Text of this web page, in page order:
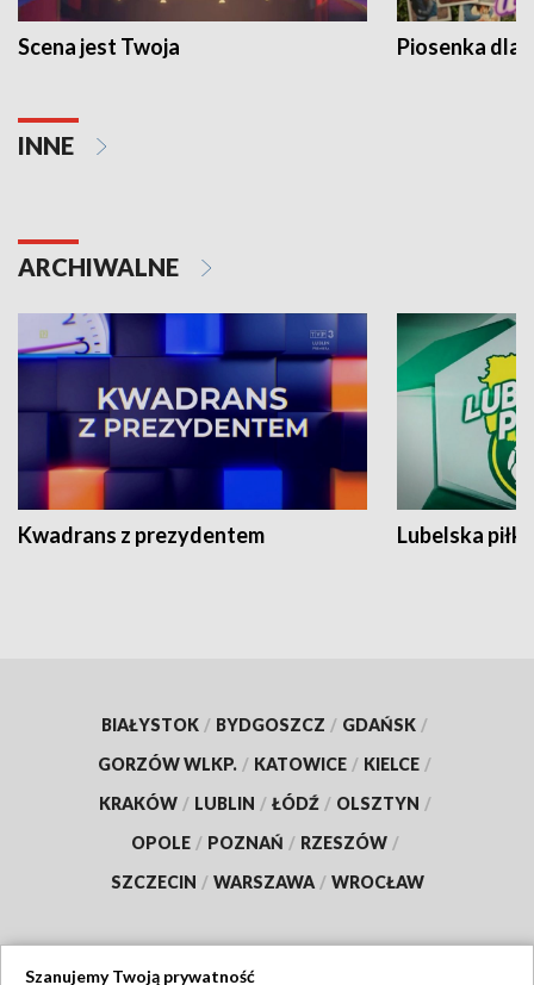
Scena jest Twoja Piosenka dla
INNE
ARCHIWALNE
Kwadrans z prezydentem Lubelska piłka
BIAŁYSTOK / BYDGOSZCZ / GDAŃSK /
GORZÓW WLKP. / KATOWICE / KIELCE /
KRAKÓW / LUBLIN / ŁÓDŹ / OLSZTYN /
OPOLE / POZNAŃ / RZESZÓW /
SZCZECIN / WARSZAWA / WROCŁAW
Szanujemy Twoją prywatność